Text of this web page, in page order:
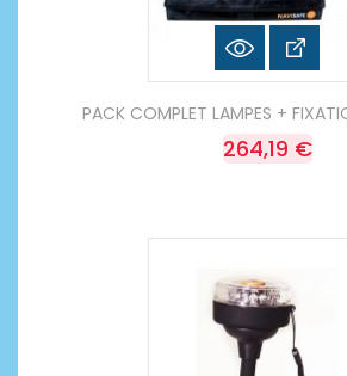
PACK COMPLET LAMPES +
264,19 €